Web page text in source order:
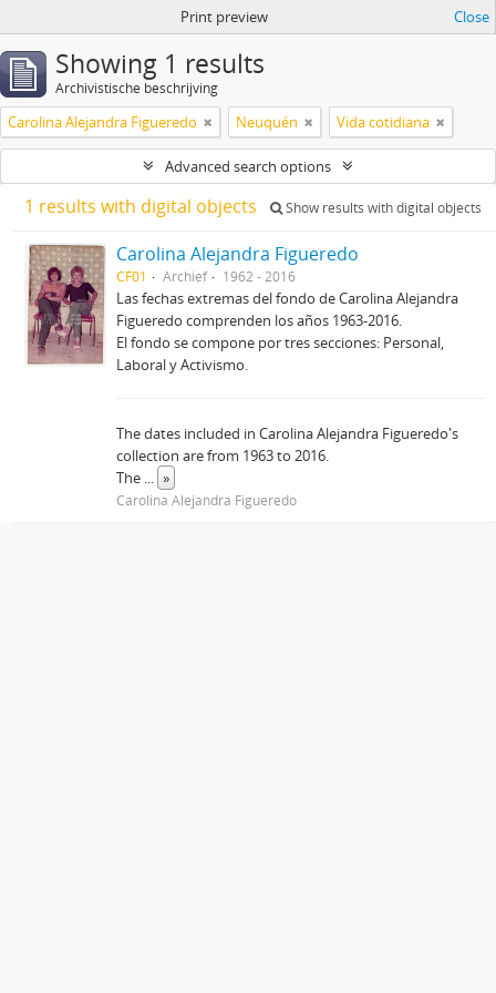
Print preview Close
Showing 1 results
Archivistische beschrijving
Carolina Alejandra Figueredo Neuquén Vida cotidiana
Advanced search options
1 results with digital objects Show results with digital objects
Carolina Alejandra Figueredo
CF01 Archief 1962 - 2016
Las fechas extremas del fondo de Carolina Alejandra
Figueredo comprenden los años 1963-2016.
El fondo se compone por tres secciones: Personal,
Laboral y Activismo.
The dates included in Carolina Alejandra Figueredo's
collection are from 1963 to 2016.
The ... »
Carolina Alejandra Figueredo